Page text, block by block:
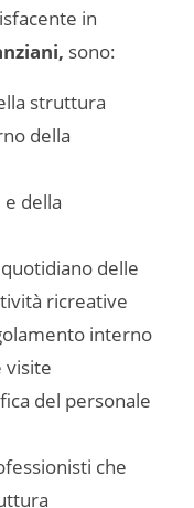
in
sono:
struttura
della
della
delle
ricreative
interno
visite
del personale
che